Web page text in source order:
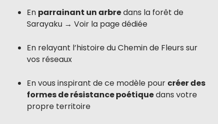
En parrainant un arbredans la forêt de
Sarayaku → Voir la page dédiée
En relayant l’histoire du Chemin de Fleurs sur
vos réseaux
En vous inspirant de ce modèle pour créer des
formes de résistance poétiquedans votre
propre territoire